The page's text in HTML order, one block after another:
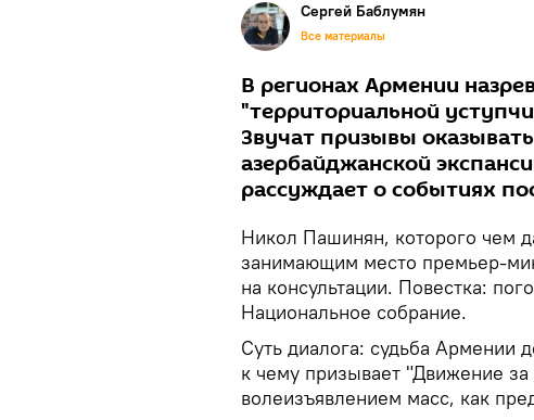
Сергей Баблумян
Все материалы
В регионах Армении
"территориальной
Звучат призывы
азербайджанской
рассуждает о событиях
Никол Пашинян, которого чем
занимающим место премьер-
на консультации. Повестка:
Национальное собрание.
Суть диалога: судьба Армении
к чему призывает "Движение
волеизъявлением масс, как